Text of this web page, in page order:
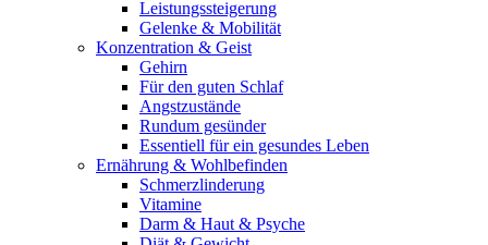
Leistungssteigerung
Gelenke & Mobilität
Konzentration & Geist
Gehirn
Für den guten Schlaf
Angstzustände
Rundum gesünder
Essentiell für ein gesundes Leben
Ernährung & Wohlbefinden
Schmerzlinderung
Vitamine
Darm & Haut & Psyche